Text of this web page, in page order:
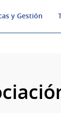
y Gestión